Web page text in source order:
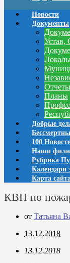
Новости
Документы
Устав,
Отчеты
Планы
Добрые
100
Наши
Рубрика
Календари
Карта
КВН по
от Татьяна
13.12.2018
13.12.2018